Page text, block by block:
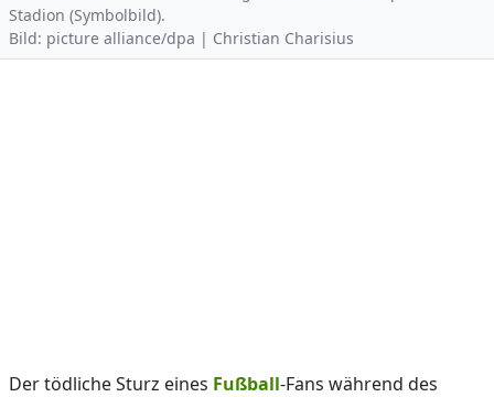
Stadion (Symbolbild).
Bild: picture alliance/dpa | Christian Charisius
Der tödliche Sturz eines Fußball-Fans während des